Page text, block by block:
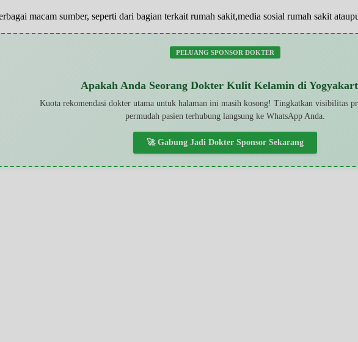
macam sumber, seperti dari bagian terkait rumah sakit,media sosial rumah sakit
PELUANG SPONSOR DOKTER
Apakah Anda Seorang Dokter Kulit Kelamin di
Kuota rekomendasi dokter utama untuk halaman ini masih kosong! Tingkatkan visibilitas
permudah pasien terhubung langsung ke WhatsApp Anda.
🚀 Gabung Jadi Dokter Sponsor Sekarang